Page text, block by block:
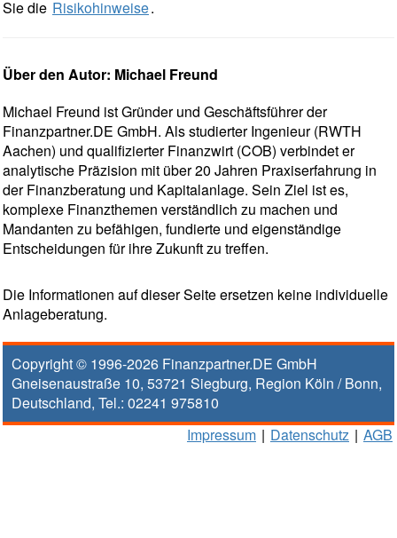
Sie die Risikohinweise.
Über den Autor: Michael Freund
Michael Freund ist Gründer und Geschäftsführer der
Finanzpartner.DE GmbH. Als studierter Ingenieur (RWTH
Aachen) und qualifizierter Finanzwirt (COB) verbindet er
analytische Präzision mit über 20 Jahren Praxiserfahrung in
der Finanzberatung und Kapitalanlage. Sein Ziel ist es,
komplexe Finanzthemen verständlich zu machen und
Mandanten zu befähigen, fundierte und eigenständige
Entscheidungen für ihre Zukunft zu treffen.
Die Informationen auf dieser Seite ersetzen keine individuelle
Anlageberatung.
Copyright © 1996-2026 Finanzpartner.DE GmbH
Gneisenaustraße 10, 53721 Siegburg, Region Köln / Bonn,
Deutschland, Tel.: 02241 975810
Impressum | Datenschutz | AGB